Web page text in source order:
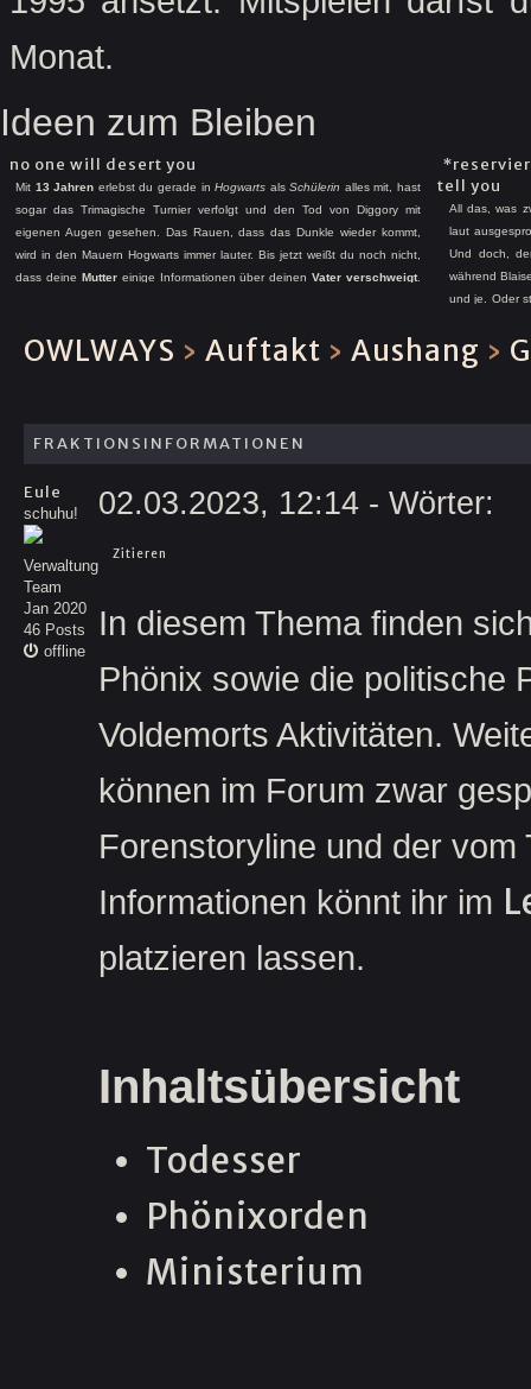
Monat.
Ideen zum Bleiben
no one will desert you
Mit 13 Jahren erlebst du gerade inHogwarts alsSchülerin alles mit, hast
sogar das Trimagische Turnier verfolgt und den Tod von Diggory mit
eigenen Augen gesehen. Das Rauen, dass das Dunkle wieder kommt,
wird in den Mauern Hogwarts immer lauter. Bis jetzt weißt du noch nicht,
dass deine Muttereinige Informationen über deinenVater verschweigt.
Gene definieren einen nicht direkt – aber wird es dich wirklich emotional
tell you
All das, was
laut
Und doch,
während
und je. Oder
Sicherheit,
OWLWAYS › Auftakt › Aushang ›
FRAKTIONSINFORMATIONEN
Eule
schuhu!
Verwaltung
Team
Jan 2020
46 Posts
offline
02.03.2023, 12:14 - Wörter:
Zitieren
In diesem Thema finden
Phönix sowie die politische
Voldemorts Aktivitäten.
können im Forum zwar
Forenstoryline und der
Informationen könnt ihr im
platzieren lassen.
Inhaltsübersicht
Todesser
Phönixorden
Ministerium